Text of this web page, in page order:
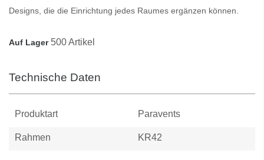
Designs, die die Einrichtung jedes Raumes ergänzen können.
Auf Lager 500 Artikel
Technische Daten
Produktart Paravents
Rahmen KR42